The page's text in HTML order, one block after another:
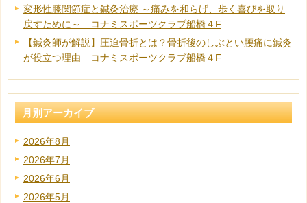
変形性膝関節症と鍼灸治療 ～痛みを和らげ、歩く喜びを取り
戻すために～ コナミスポーツクラブ船橋４F
【鍼灸師が解説】圧迫骨折とは？骨折後のしぶとい腰痛に鍼灸
が役立つ理由 コナミスポーツクラブ船橋４F
月別アーカイブ
2026年8月
2026年7月
2026年6月
2026年5月